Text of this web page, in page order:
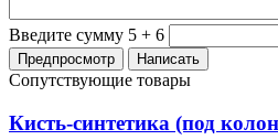
Введите сумму 5 + 6
Сопутствующие товары
Кисть-синтетика (под